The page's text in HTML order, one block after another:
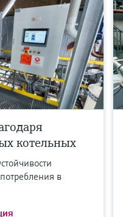
котельных
в